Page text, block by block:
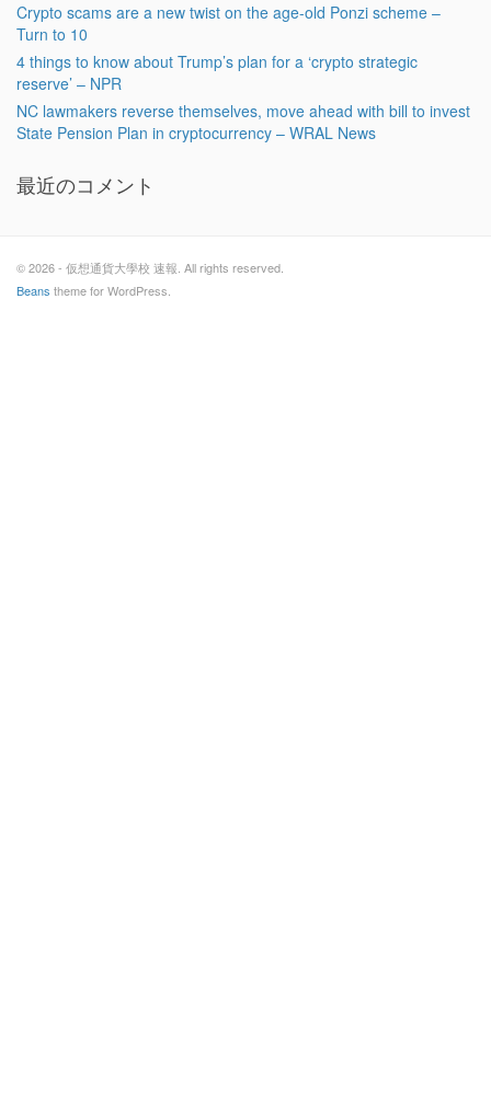
Crypto scams are a new twist on the age-old Ponzi scheme –
Turn to 10
4 things to know about Trump’s plan for a ‘crypto strategic
reserve’ – NPR
NC lawmakers reverse themselves, move ahead with bill to invest
State Pension Plan in cryptocurrency – WRAL News
最近のコメント
© 2026 - 仮想通貨大學校 速報. All rights reserved.
Beans theme for WordPress.